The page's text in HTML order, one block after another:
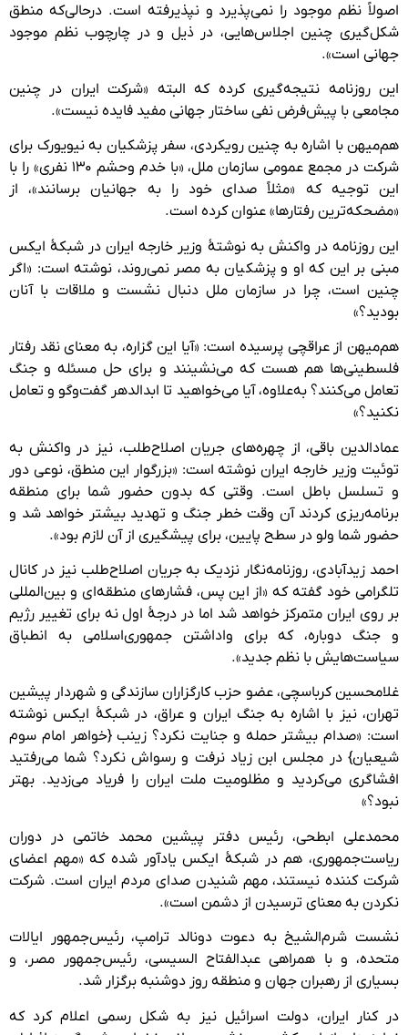
اصولاً نظم موجود را نمی‌پذیرد و نپذیرفته است. درحالی‌که منطق
شکل‌گیری چنین اجلاس‌هایی، در ذیل و در چارچوب نظم موجود
جهانی است».
این روزنامه نتیجه‌گیری کرده که البته «شرکت ایران در چنین
مجامعی با پیش‌فرض نفی ساختار جهانی مفید فایده نیست».
هم‌میهن با اشاره به چنین رویکردی، سفر پزشکیان به نیویورک برای
شرکت در مجمع عمومی سازمان ملل، «با خدم وحشم ۱۳۰ نفری» را با
این توجیه که «مثلاً صدای خود را به جهانیان برسانند»، از
«مضحکه‌ترین رفتارها» عنوان کرده است.
این روزنامه در واکنش به نوشتۀ وزیر خارجه ایران در شبکهٔ ایکس
مبنی بر این که او و پزشکیان به مصر نمی‌روند، نوشته است: «اگر
چنین است، چرا در سازمان ملل دنبال نشست و ملاقات با آنان
بودید؟»
هم‌میهن از عراقچی پرسیده است: «آیا این گزاره، به معنای نقد رفتار
فلسطینی‌ها هم هست که می‌نشینند و برای حل مسئله و‌ جنگ
تعامل می‌کنند؟ به‌علاوه، آیا می‌خواهید تا ابدالدهر گفت‌وگو و تعامل
نکنید؟»
عمادالدین باقی، از چهره‌های جریان اصلاح‌طلب، نیز در واکنش به
توئیت وزیر خارجه ایران نوشته است: «بزرگوار این منطق، نوعی دور
و تسلسل باطل است. وقتی که بدون حضور شما برای منطقه
برنامه‌ریزی کردند آن وقت خطر جنگ و تهدید بیشتر خواهد شد و
حضور شما ولو در سطح پایین، برای پیشگیری از آن لازم بود».
احمد زیدآبادی، روزنامه‌نگار نزدیک به جریان اصلاح‌طلب نیز در کانال
تلگرامی خود گفته که «از این پس، فشارهای منطقه‌ای و بین‌المللی
بر روی ایران متمرکز خواهد شد اما در درجهٔ اول نه برای تغییر رژیم
و جنگ دوباره، که برای واداشتن جمهوری‌اسلامی به انطباق
سیاست‌هایش با نظم جدید».
غلامحسین کرباسچی، عضو حزب کارگزاران سازندگی و شهردار پیشین
تهران، نیز با اشاره به جنگ ایران و عراق، در شبکهٔ ایکس نوشته
است: «صدام بیشتر حمله و جنایت نکرد؟ زینب {خواهر امام سوم
شیعیان} در مجلس ابن زیاد نرفت و رسواش نکرد؟ شما می‌رفتید
افشاگری می‌کردید و مظلومیت ملت ایران را فریاد می‌زدید. بهتر
نبود؟»
محمدعلی ابطحی، رئیس‌ دفتر پیشین محمد خاتمی در دوران
ریاست‌جمهوری، هم در شبکهٔ ایکس یادآور شده که «مهم اعضای
شرکت کننده نیستند، مهم شنیدن صدای مردم ایران است. شرکت
نکردن به معنای ترسیدن از دشمن است».
نشست شرم‌الشیخ به دعوت دونالد ترامپ، رئیس‌جمهور ایالات
متحده، و با همراهی عبدالفتاح السیسی، رئیس‌جمهور مصر، و
بسیاری از رهبران جهان و منطقه روز دوشنبه برگزار شد.
در کنار ایران، دولت اسرائیل نیز به شکل رسمی اعلام کرد که